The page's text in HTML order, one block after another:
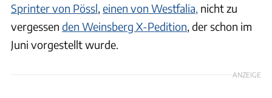
Sprinter von Pössl, einen von Westfalia, nicht zu
vergessen den Weinsberg X-Pedition, der schon im
Juni vorgestellt wurde.
ANZEIGE